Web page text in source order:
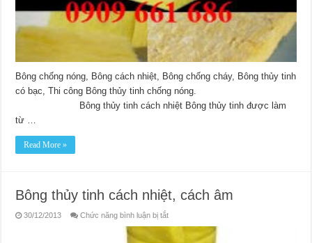
Bông chống nóng, Bông cách nhiệt, Bông chống cháy, Bông thủy tinh
có bạc, Thi công Bông thủy tinh chống nóng.
Bông thủy tinh cách nhiệt Bông thủy tinh được làm
từ …
Read More »
Bông thủy tinh cách nhiệt, cách âm
30/12/2013 Chức năng bình luận bị tắtở